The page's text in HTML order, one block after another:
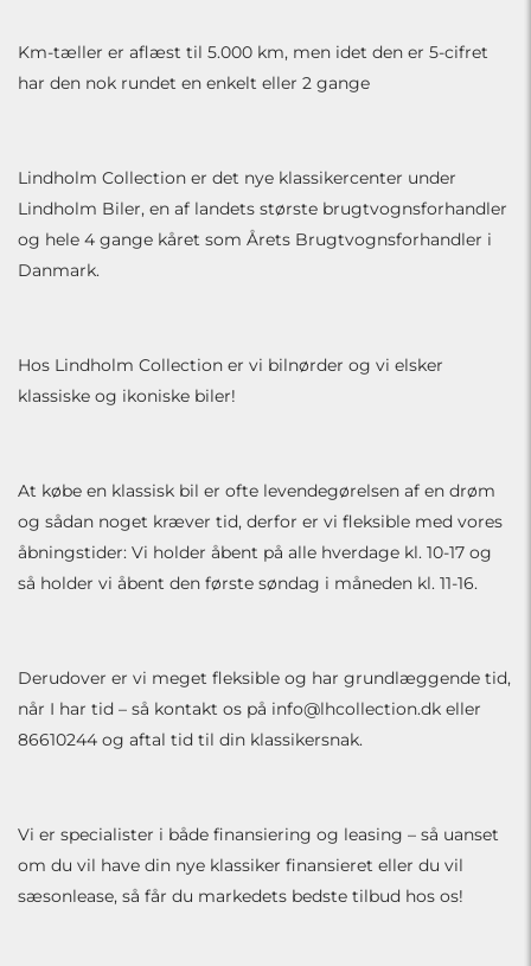
Km-tæller er aflæst til 5.000 km, men idet den er 5-cifret
har den nok rundet en enkelt eller 2 gange
Lindholm Collection er det nye klassikercenter under
Lindholm Biler, en af landets største brugtvognsforhandler
og hele 4 gange kåret som Årets Brugtvognsforhandler i
Danmark.
Hos Lindholm Collection er vi bilnørder og vi elsker
klassiske og ikoniske biler!
At købe en klassisk bil er ofte levendegørelsen af en drøm
og sådan noget kræver tid, derfor er vi fleksible med vores
åbningstider: Vi holder åbent på alle hverdage kl. 10-17 og
så holder vi åbent den første søndag i måneden kl. 11-16.
Derudover er vi meget fleksible og har grundlæggende tid,
når I har tid – så kontakt os på info@lhcollection.dk eller
86610244 og aftal tid til din klassikersnak.
Vi er specialister i både finansiering og leasing – så uanset
om du vil have din nye klassiker finansieret eller du vil
sæsonlease, så får du markedets bedste tilbud hos os!